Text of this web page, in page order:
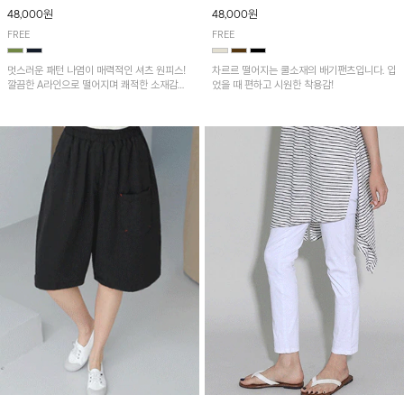
48,000원
FREE
멋스러운 패턴 나염이 매력적인 셔츠 원피스!
깔끔한 A라인으로 떨어지며 쾌적한 소재감으
48,000원
FREE
차르르 떨어지는 쿨소재의 배기팬츠입니다. 입
었을 때 편하고 시원한 착용감!